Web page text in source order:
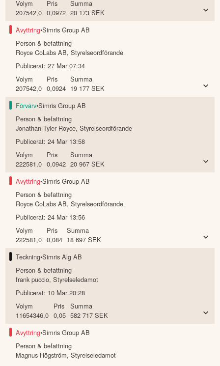
Volym
207542,0
Pris
0,0972
Summa
20 173 SEK
Avyttring•Simris Group AB
Person & befattning
Royce CoLabs AB,Styrelseordförande
Publicerat:27 Mar 07:34
Volym
207542,0
Pris
0,0924
Summa
19 177 SEK
Förvärv•Simris Group AB
Person & befattning
Jonathan Tyler Royce,Styrelseordförande
Publicerat:24 Mar 13:58
Volym
222581,0
Pris
0,0942
Summa
20 967 SEK
Avyttring•Simris Group AB
Person & befattning
Royce CoLabs AB,Styrelseordförande
Publicerat:24 Mar 13:56
Volym
222581,0
Pris
0,084
Summa
18 697 SEK
Teckning•Simris Alg AB
Person & befattning
frank puccio,Styrelseledamot
Publicerat: 10 Mar 20:28
Volym
11654346,0
Pris
0,05
Summa
582 717 SEK
Avyttring•Simris Group AB
Person & befattning
Magnus Högström,Styrelseledamot